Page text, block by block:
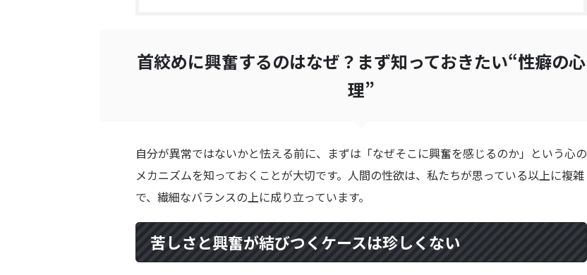
首絞めに興奮するのはなぜ？まず知っておきたい“性癖の心
理”
自分が異常ではないかと怯える前に、まずは「なぜそこに興奮を感じるのか」という心の
メカニズムを知っておくことが大切です。人間の性欲は、私たちが思っている以上に複雑
で、繊細なバランスの上に成り立っています。
苦しさと興奮が結びつくケースは珍しくない